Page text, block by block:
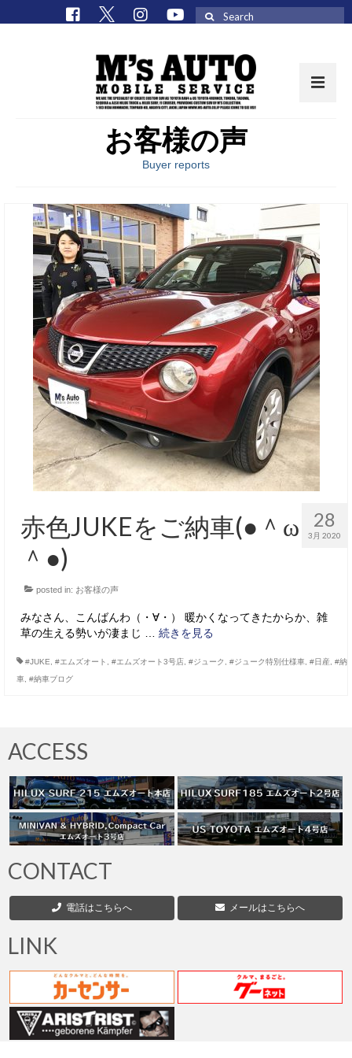
取扱車種一覧
在庫車一覧
M’sCollectionパーツ一覧
エムズオート
M’sCollection
エムズオートとは
サービス・保証
買取のご案内
店舗情報
店舗情報
トップメッセージ
スタッフ紹介
ブログ
イベント
ニュース
お問い合わせ
メールフォーム
電話はこちら
お客様の声
Buyer reports
28
3月 2020
赤色JUKEをご納車(●＾ω
＾●)
posted in: お客様の声
みなさん、こんばんわ（・∀・） 暖かくなってきたからか、雑
草の生える勢いが凄まじ … 続きを見る
#JUKE #エムズオート #エムズオート3号店 #ジューク #ジューク特別仕様車 #日産 #納
車
#納車ブログ
ACCESS
CONTACT
電話はこちらへ メールはこちらへ
LINK